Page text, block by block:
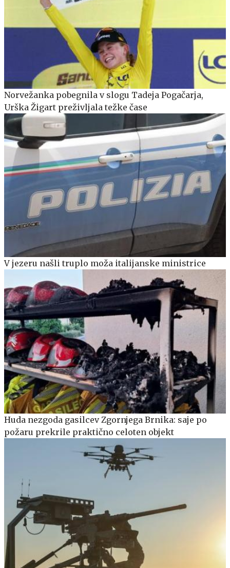
Norvežanka pobegnila v slogu Tadeja Pogačarja,
Urška Žigart preživljala težke čase
V jezeru našli truplo moža italijanske ministrice
Huda nezgoda gasilcev Zgornjega Brnika: saje po
požaru prekrile praktično celoten objekt